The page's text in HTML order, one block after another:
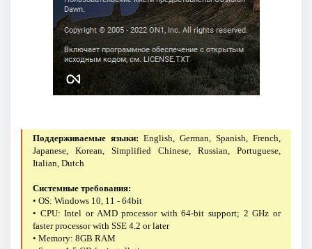
Поддерживаемые языки: English, German, Spanish, French,
Japanese, Korean, Simplified Chinese, Russian, Portuguese,
Italian, Dutch
Системные требования:
• OS: Windows 10, 11 - 64bit
• CPU: Intel or AMD processor with 64-bit support; 2 GHz or
faster processor with SSE 4.2 or later
• Memory: 8GB RAM